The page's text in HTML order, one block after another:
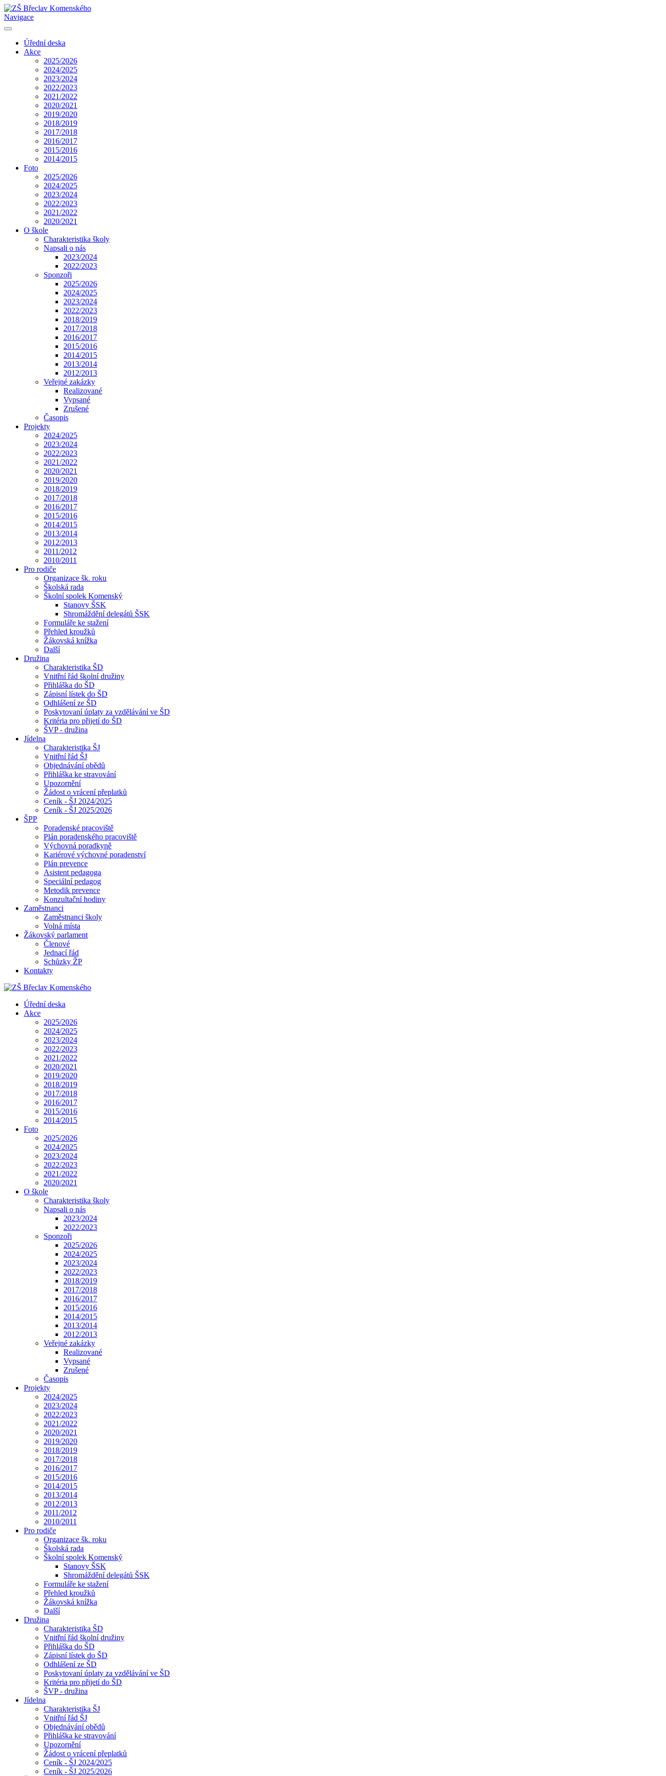
Navigace
Úřední deska
Akce
2025/2026
2024/2025
2023/2024
2022/2023
2021/2022
2020/2021
2019/2020
2018/2019
2017/2018
2016/2017
2015/2016
2014/2015
Foto
2025/2026
2024/2025
2023/2024
2022/2023
2021/2022
2020/2021
O škole
Charakteristika školy
Napsali o nás
2023/2024
2022/2023
Sponzoři
2025/2026
2024/2025
2023/2024
2022/2023
2018/2019
2017/2018
2016/2017
2015/2016
2014/2015
2013/2014
2012/2013
Veřejné zakázky
Realizované
Vypsané
Zrušené
Časopis
Projekty
2024/2025
2023/2024
2022/2023
2021/2022
2020/2021
2019/2020
2018/2019
2017/2018
2016/2017
2015/2016
2014/2015
2013/2014
2012/2013
2011/2012
2010/2011
Pro rodiče
Organizace šk. roku
Školská rada
Školní spolek Komenský
Stanovy ŠSK
Shromáždění delegátů ŠSK
Formuláře ke stažení
Přehled kroužků
Žákovská knížka
Další
Družina
Charakteristika ŠD
Vnitřní řád školní družiny
Přihláška do ŠD
Zápisní lístek do ŠD
Odhlášení ze ŠD
Poskytovaní úplaty za vzdělávání ve ŠD
Kritéria pro přijetí do ŠD
ŠVP - družina
Jídelna
Charakteristika ŠJ
Vnitřní řád ŠJ
Objednávání obědů
Přihláška ke stravování
Upozornění
Žádost o vrácení přeplatků
Ceník - ŠJ 2024/2025
Ceník - ŠJ 2025/2026
ŠPP
Poradenské pracoviště
Plán poradenského pracoviště
Výchovná poradkyně
Kariérové výchovné poradenství
Plán prevence
Asistent pedagoga
Speciální pedagog
Metodik prevence
Konzultační hodiny
Zaměstnanci
Zaměstnanci školy
Volná místa
Žákovský parlament
Členové
Jednací řád
Schůzky ŽP
Kontakty
Úřední deska
Akce
2025/2026
2024/2025
2023/2024
2022/2023
2021/2022
2020/2021
2019/2020
2018/2019
2017/2018
2016/2017
2015/2016
2014/2015
Foto
2025/2026
2024/2025
2023/2024
2022/2023
2021/2022
2020/2021
O škole
Charakteristika školy
Napsali o nás
2023/2024
2022/2023
Sponzoři
2025/2026
2024/2025
2023/2024
2022/2023
2018/2019
2017/2018
2016/2017
2015/2016
2014/2015
2013/2014
2012/2013
Veřejné zakázky
Realizované
Vypsané
Zrušené
Časopis
Projekty
2024/2025
2023/2024
2022/2023
2021/2022
2020/2021
2019/2020
2018/2019
2017/2018
2016/2017
2015/2016
2014/2015
2013/2014
2012/2013
2011/2012
2010/2011
Pro rodiče
Organizace šk. roku
Školská rada
Školní spolek Komenský
Stanovy ŠSK
Shromáždění delegátů ŠSK
Formuláře ke stažení
Přehled kroužků
Žákovská knížka
Další
Družina
Charakteristika ŠD
Vnitřní řád školní družiny
Přihláška do ŠD
Zápisní lístek do ŠD
Odhlášení ze ŠD
Poskytovaní úplaty za vzdělávání ve ŠD
Kritéria pro přijetí do ŠD
ŠVP - družina
Jídelna
Charakteristika ŠJ
Vnitřní řád ŠJ
Objednávání obědů
Přihláška ke stravování
Upozornění
Žádost o vrácení přeplatků
Ceník - ŠJ 2024/2025
Ceník - ŠJ 2025/2026